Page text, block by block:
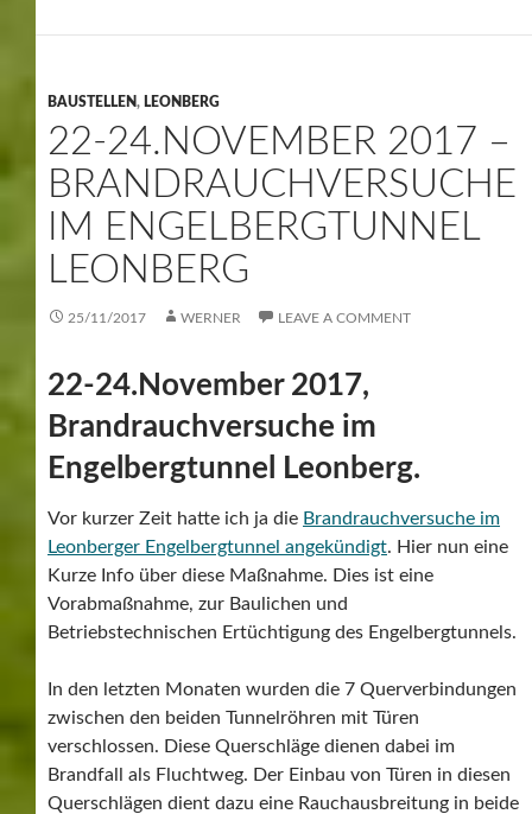
BAUSTELLEN, LEONBERG
22-24.NOVEMBER 2017 –
BRANDRAUCHVERSUCHE
IM ENGELBERGTUNNEL
LEONBERG
25/11/2017 WERNER LEAVE A COMMENT
22-24.November 2017,
Brandrauchversuche im
Engelbergtunnel Leonberg.
Vor kurzer Zeit hatte ich ja die Brandrauchversuche im
Leonberger Engelbergtunnel angekündigt. Hier nun eine
Kurze Info über diese Maßnahme. Dies ist eine
Vorabmaßnahme, zur Baulichen und
Betriebstechnischen Ertüchtigung des Engelbergtunnels.
In den letzten Monaten wurden die 7 Querverbindungen
zwischen den beiden Tunnelröhren mit Türen
verschlossen. Diese Querschläge dienen dabei im
Brandfall als Fluchtweg. Der Einbau von Türen in diesen
Querschlägen dient dazu eine Rauchausbreitung in beide